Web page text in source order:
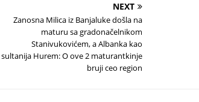
NEXT
Zanosna Milica iz Banjaluke došla na
maturu sa gradonačelnikom
Stanivukovićem, a Albanka kao
sultanija Hurem: O ove 2 maturantkinje
bruji ceo region